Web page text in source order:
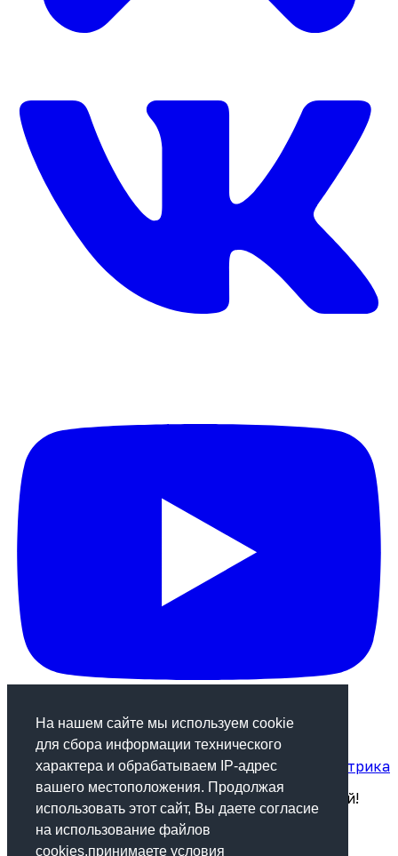
На нашем сайте мы используем cookie
для сбора информации технического
характера и обрабатываем IP-адрес
вашего местоположения. Продолжая
использовать этот сайт, Вы даете согласие
на использование файлов
cookies,принимаете условия
Статистика посещаемости сайта от Яндекс.Метрика
Будь в курсе! Подпишись на рассылку новостей!
Подписаться